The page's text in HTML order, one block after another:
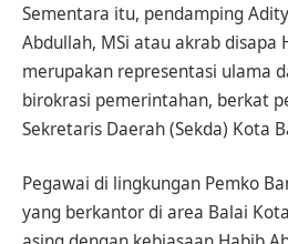
Sementara itu, pendamping
Abdullah, MSi atau akrab disapa
merupakan representasi ulama
birokrasi pemerintahan, berkat
Sekretaris Daerah (Sekda) Kota
Pegawai di lingkungan Pemko
yang berkantor di area Balai